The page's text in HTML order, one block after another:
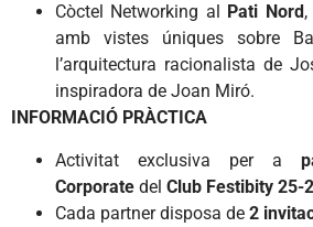
Còctel Networking al
Pati Nord
amb vistes úniques sobre
l’arquitectura racionalista de
inspiradora de Joan Miró.
INFORMACIÓ PRÀCTICA
Activitat exclusiva per a
Corporate del Club Festibity 25-
Cada partner disposa de 2